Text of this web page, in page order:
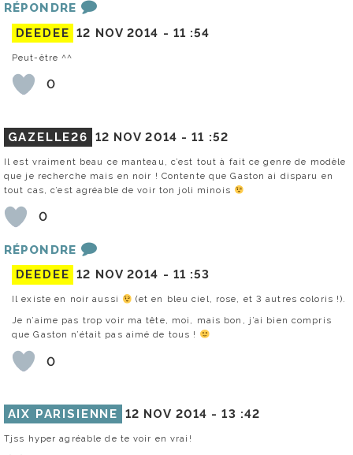
RÉPONDRE
DEEDEE 12 NOV 2014 - 11 :54
Peut-être ^^
0
GAZELLE26 12 NOV 2014 -11 :52
Il est vraiment beau ce manteau, c’est tout à fait ce genre de modèle
que je recherche mais en noir ! Contente que Gaston ai disparu en
tout cas, c’est agréable de voir ton joli minois
0
RÉPONDRE
DEEDEE 12 NOV 2014 - 11 :53
Il existe en noir aussi
(et en bleu ciel, rose, et 3 autres coloris !).
Je n’aime pas trop voir ma tête, moi, mais bon, j’ai bien compris
que Gaston n’était pas aimé de tous !
0
AIX PARISIENNE 12 NOV 2014 -13 :42
Tjss hyper agréable de te voir en vrai!